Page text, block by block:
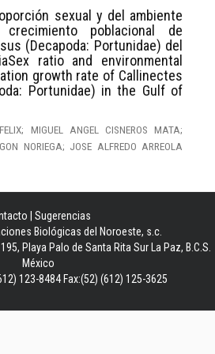
sexual y del ambiente
poblacional de
(Decapoda: Portunidae) del
ratio and environmental
growth rate of Callinectes
Portunidae) in the Gulf of
MIGUEL ANGEL CISNEROS MATA;
NORIEGA; JOSE ALFREDO ARREOLA
Sugerencias
Biológicas del Noroeste, s.c.
Playa Palo de Santa Rita Sur La Paz, B.C.S.
México
123-8484 Fax:(52) (612) 125-3625